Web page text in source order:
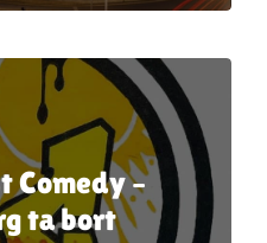
Comedy –
ta bort